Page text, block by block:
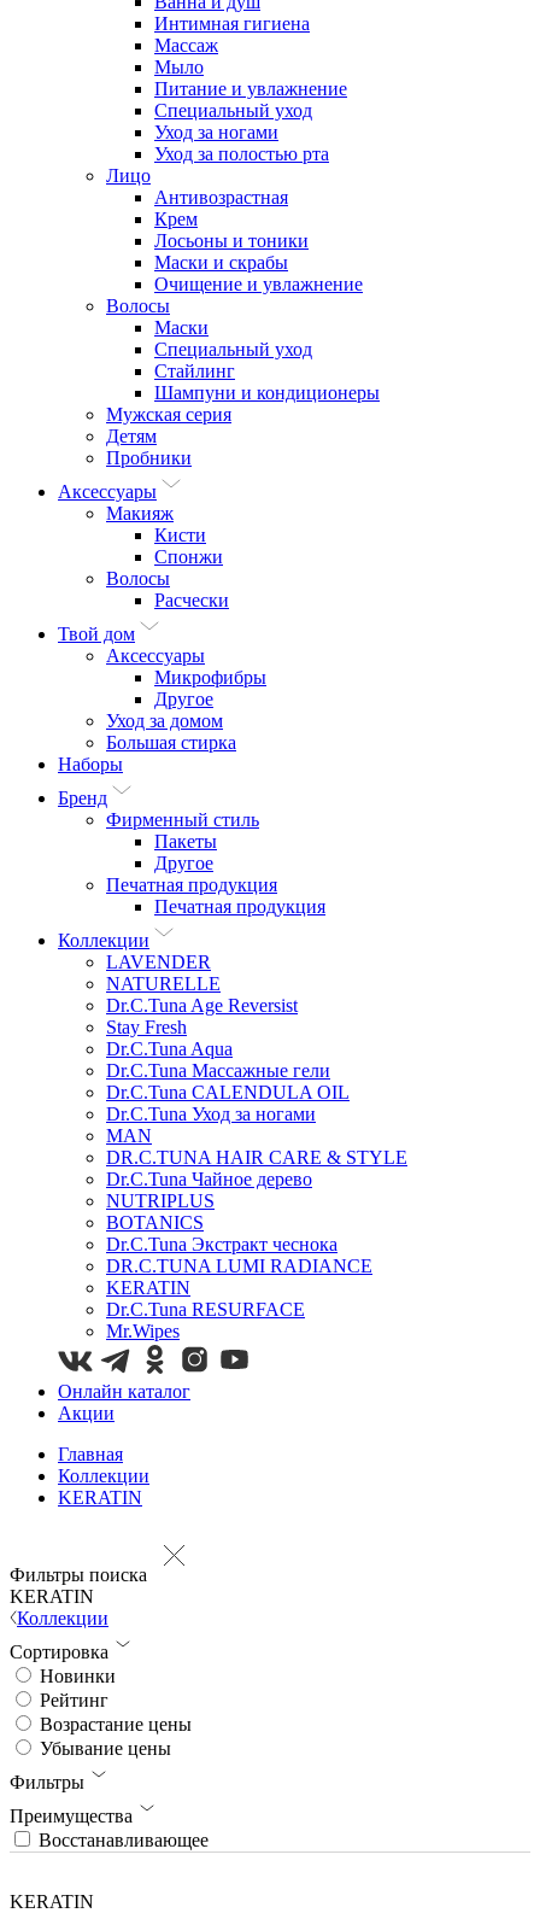
Интимная гигиена
Массаж
Мыло
Питание и увлажнение
Специальный уход
Уход за ногами
Уход за полостью рта
Лицо
Антивозрастная
Крем
Лосьоны и тоники
Маски и скрабы
Очищение и увлажнение
Волосы
Маски
Специальный уход
Стайлинг
Шампуни и кондиционеры
Мужская серия
Детям
Пробники
Аксессуары
Макияж
Кисти
Спонжи
Волосы
Расчески
Твой дом
Аксессуары
Микрофибры
Другое
Уход за домом
Большая стирка
Наборы
Бренд
Фирменный стиль
Пакеты
Другое
Печатная продукция
Печатная продукция
Коллекции
LAVENDER
NATURELLE
Dr.C.Tuna Age Reversist
Stay Fresh
Dr.C.Tuna Aqua
Dr.C.Tuna Массажные гели
Dr.C.Tuna CALENDULA OIL
Dr.C.Tuna Уход за ногами
MAN
DR.C.TUNA HAIR CARE & STYLE
Dr.C.Tuna Чайное дерево
NUTRIPLUS
BOTANICS
Dr.C.Tuna Экстракт чеснока
DR.C.TUNA LUMI RADIANCE
KERATIN
Dr.C.Tuna RESURFACE
Mr.Wipes
Онлайн каталог
Акции
Главная
Коллекции
KERATIN
Фильтры поиска
KERATIN
Коллекции
Сортировка
Новинки
Рейтинг
Возрастание цены
Убывание цены
Фильтры
Преимущества
Восстанавливающее
KERATIN